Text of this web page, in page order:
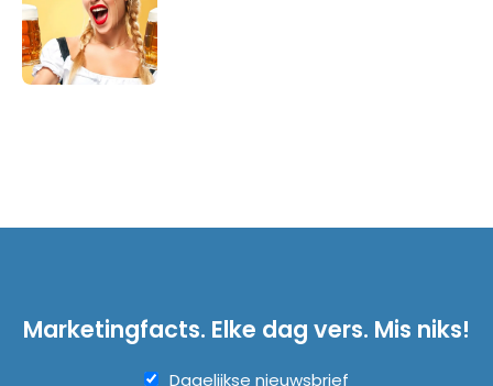
Marketingfacts. Elke dag vers. Mis niks!
Dagelijkse nieuwsbrief